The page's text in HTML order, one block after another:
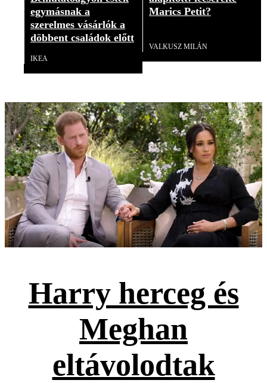
egymásnak a
szerelmes vásárlók a
döbbent családok előtt
IKEA
Marics Petit?
VALKUSZ MILÁN
Harry herceg és
Meghan
eltávolodtak